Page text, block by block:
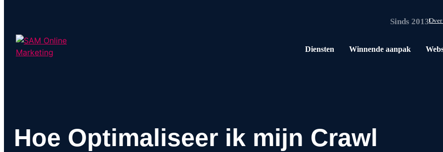
Sinds 2013
Diensten Winnende aanpak
Hoe Optimaliseer ik mijn Crawl